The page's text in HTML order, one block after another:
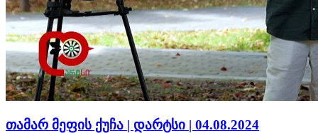
თამარ მეფის ქუჩა | დარტსი | 04.08.2024